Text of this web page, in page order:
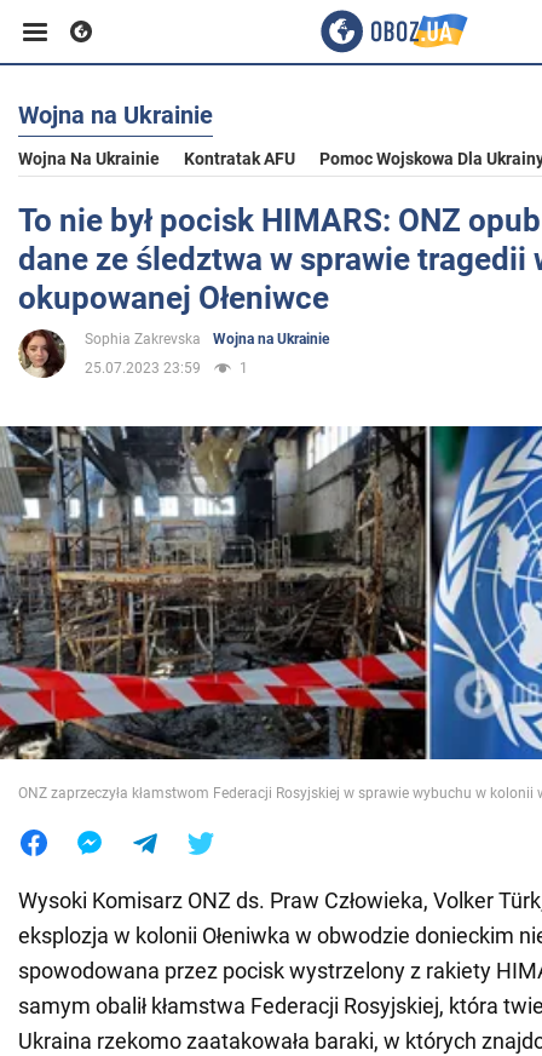
Biznes
Sport
Rozrywka
Życie
Polityka
Społeczeństwo
Wojna na Ukrainie
Świat
Jedzenie
Wojna na Ukrainie
Wojna Na Ukrainie Kontratak AFU Pomoc Wojskowa Dla
To nie był pocisk HIMARS: ONZ
dane ze śledztwa w sprawie tragedii
okupowanej Ołeniwce
Sophia Zakrevska
Wojna na Ukrainie
25.07.2023 23:59
1
ONZ zaprzeczyła kłamstwom Federacji Rosyjskiej w sprawie wybuchu w kolonii
Wysoki Komisarz ONZ ds. Praw Człowieka, Volker
eksplozja w kolonii Ołeniwka w obwodzie donieckim
spowodowana przez pocisk wystrzelony z rakiety
samym obalił kłamstwa Federacji Rosyjskiej, która
Ukraina rzekomo zaatakowała baraki, w których